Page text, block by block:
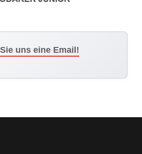
uns eine Email!